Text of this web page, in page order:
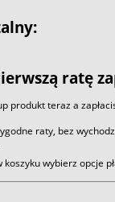
ratę
produkt teraz a
raty, bez
wybierz opcje